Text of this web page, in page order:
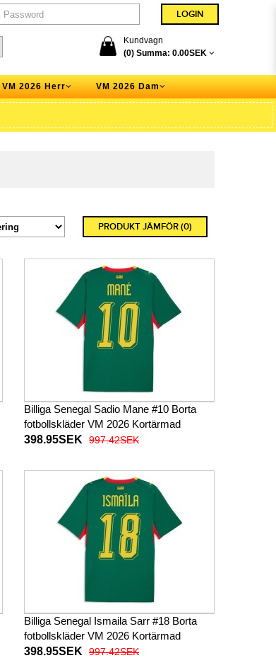
Kundvagn
(0) Summa: 0.00SEK
VM 2026 Herr VM 2026 Dam
PRODUKT JÄMFÖR (0)
Billiga Senegal Sadio Mane #10 Borta
fotbollskläder VM 2026 Kortärmad
398.95SEK
997.42SEK
Billiga Senegal Ismaila Sarr #18 Borta
fotbollskläder VM 2026 Kortärmad
398.95SEK
997.42SEK